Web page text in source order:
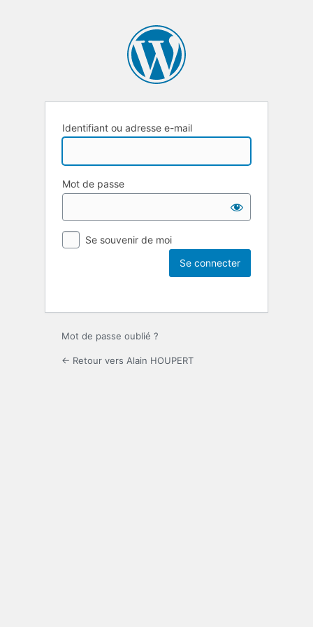
Identifiant ou adresse e-mail
Mot de passe
Se souvenir de moi
Mot de passe oublié ?
← Retour vers Alain HOUPERT